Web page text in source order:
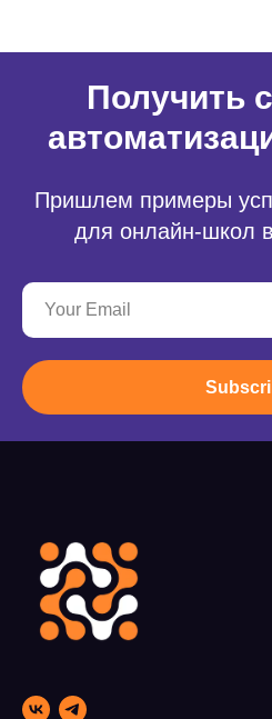
Получить
Пришлем примеры
для онлайн-школ